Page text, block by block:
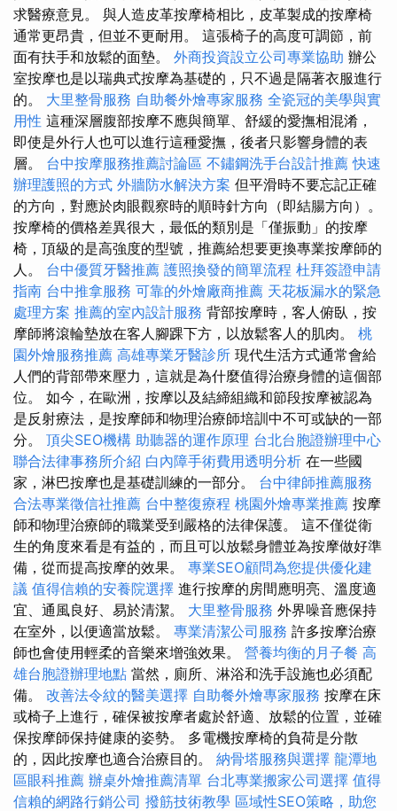
求醫療意見。 與人造皮革按摩椅相比，皮革製成的按摩椅
通常更昂貴，但並不更耐用。 這張椅子的高度可調節，前
面有扶手和放鬆的面墊。 外商投資設立公司專業協助 辦公
室按摩也是以瑞典式按摩為基礎的，只不過是隔著衣服進行
的。 大里整骨服務 自助餐外燴專家服務 全瓷冠的美學與實
用性 這種深層腹部按摩不應與簡單、舒緩的愛撫相混淆，
即使是外行人也可以進行這種愛撫，後者只影響身體的表
層。 台中按摩服務推薦討論區 不鏽鋼洗手台設計推薦 快速
辦理護照的方式 外牆防水解決方案 但平滑時不要忘記正確
的方向，對應於肉眼觀察時的順時針方向（即結腸方向）。
按摩椅的價格差異很大，最低的類別是「僅振動」的按摩
椅，頂級的是高強度的型號，推薦給想要更換專業按摩師的
人。 台中優質牙醫推薦 護照換發的簡單流程 杜拜簽證申請
指南 台中推拿服務 可靠的外燴廠商推薦 天花板漏水的緊急
處理方案 推薦的室內設計服務 背部按摩時，客人俯臥，按
摩師將滾輪墊放在客人腳踝下方，以放鬆客人的肌肉。 桃
園外燴服務推薦 高雄專業牙醫診所 現代生活方式通常會給
人們的背部帶來壓力，這就是為什麼值得治療身體的這個部
位。 如今，在歐洲，按摩以及結締組織和節段按摩被認為
是反射療法，是按摩師和物理治療師培訓中不可或缺的一部
分。 頂尖SEO機構 助聽器的運作原理 台北台胞證辦理中心
聯合法律事務所介紹 白內障手術費用透明分析 在一些國
家，淋巴按摩也是基礎訓練的一部分。 台中律師推薦服務
合法專業徵信社推薦 台中整復療程 桃園外燴專業推薦 按摩
師和物理治療師的職業受到嚴格的法律保護。 這不僅從衛
生的角度來看是有益的，而且可以放鬆身體並為按摩做好準
備，從而提高按摩的效果。 專業SEO顧問為您提供優化建
議 值得信賴的安養院選擇 進行按摩的房間應明亮、溫度適
宜、通風良好、易於清潔。 大里整骨服務 外界噪音應保持
在室外，以便適當放鬆。 專業清潔公司服務 許多按摩治療
師也會使用輕柔的音樂來增強效果。 營養均衡的月子餐 高
雄台胞證辦理地點 當然，廁所、淋浴和洗手設施也必須配
備。 改善法令紋的醫美選擇 自助餐外燴專家服務 按摩在床
或椅子上進行，確保被按摩者處於舒適、放鬆的位置，並確
保按摩師保持健康的姿勢。 多電機按摩椅的負荷是分散
的，因此按摩也適合治療目的。 納骨塔服務與選擇 龍潭地
區眼科推薦 辦桌外燴推薦清單 台北專業搬家公司選擇 值得
信賴的網路行銷公司 撥筋技術教學 區域性SEO策略，助您